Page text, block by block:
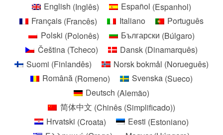
English (Inglês) Español (Espanhol)
Français (Francês) Italiano
Português
Polski (Polonês) Български (Búlgaro)
Čeština(Tcheco) Dansk(Dinamarquês)
Suomi (Finlandês) Norsk bokmål (Norueguês)
Română (Romeno) Svenska (Sueco)
Deutsch (Alemão)
简体中文 (Chinês (Simplificado))
Hrvatski (Croata) Eesti (Estoniano)